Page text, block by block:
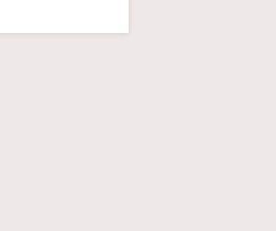
hangenergia